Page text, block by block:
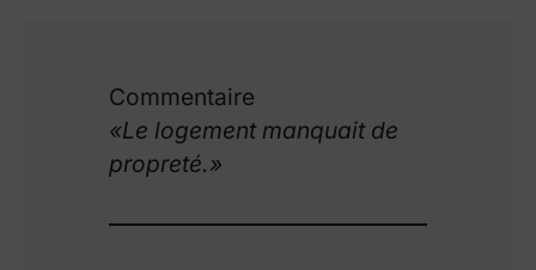
Commentaire
«Le logement manquait de
propreté.»